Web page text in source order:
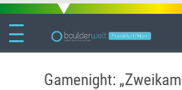
Gamenight: